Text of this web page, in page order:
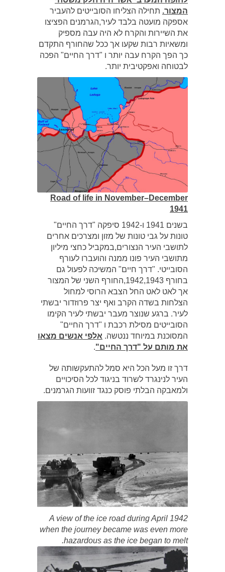
המצור. תחילה הצליחו הסובייטים להעביר
אספקה מועטה בלבד לעיר,הגרמנים הפציצו
את השיירות והקרח לא היה עבה מספיק
ומשאיות רבות שקעו אך ככל שהחורף התקדם
כך הפך הקרח עבה יותר ו "דרך החיים" הפכה
לבטוחה ואפקטיבית יותר.
Road of life in November–December
1941
בשנים 1941 ו-1942 סיפקה "דרך החיים"
טונות על גבי טונות של מזון ומצרכים אחרים
לתושבי העיר הנצורים,במקביל כחצי מיליון
מתושבי העיר פונו ממנה והועברו לעורף
הסובייטי. "דרך חיים" המשיכה לפעול גם
בחורף 1942,1943,החורף השני של המצור
אך לאט לאט החל הצבא הרוסי למחול
הצלחות בשדה הקרב ואף יצר פרוזדור יבשתי
לעיר. ברגע שנוצר מעבר יבשתי לעיר הקימו
הסובייטים מסילת רכבת ו "דרך החיים"
המסוכנת במיוחד ננטשה. אלפי אנשים מצאו
את מותם על "דרך החיים".
דרך זו מעל הכל היא סמל להתעקשותה של
העיר לנינגרד לשרוד בניגוד לכל הסיכויים
ולמאבקה הבלתי פוסק כנגד זוועות הגרמנים.
A view of the ice road during April 1942
when the journey became was even more
hazardous as the ice began to melt.